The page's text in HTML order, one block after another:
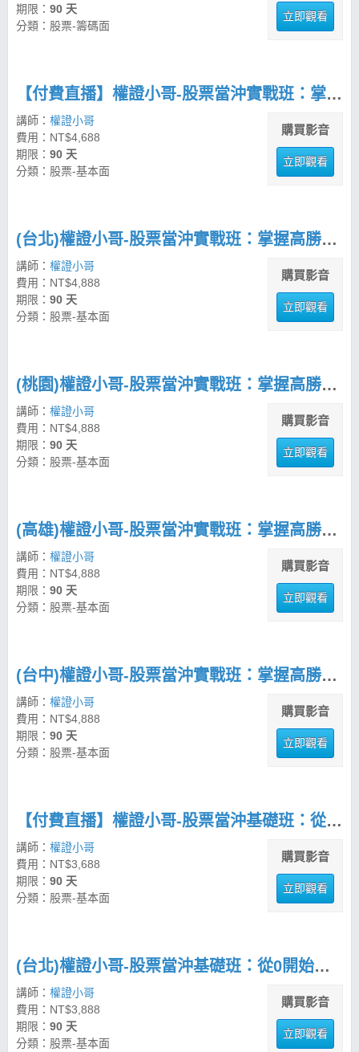
期限： 90 天
分類：股票-籌碼面
立即觀看
【付費直播】權證小哥-股票當沖實戰班：掌握高勝率交易策略
講師： 權證小哥
費用：NT$4,688
期限： 90 天
分類：股票-基本面
購買影音
立即觀看
(台北)權證小哥-股票當沖實戰班：掌握高勝率交易策略
講師： 權證小哥
費用：NT$4,888
期限： 90 天
分類：股票-基本面
購買影音
立即觀看
(桃園)權證小哥-股票當沖實戰班：掌握高勝率交易策略
講師： 權證小哥
費用：NT$4,888
期限： 90 天
分類：股票-基本面
購買影音
立即觀看
(高雄)權證小哥-股票當沖實戰班：掌握高勝率交易策略
講師： 權證小哥
費用：NT$4,888
期限： 90 天
分類：股票-基本面
購買影音
立即觀看
(台中)權證小哥-股票當沖實戰班：掌握高勝率交易策略
講師： 權證小哥
費用：NT$4,888
期限： 90 天
分類：股票-基本面
購買影音
立即觀看
【付費直播】權證小哥-股票當沖基礎班：從0開始學操作
講師： 權證小哥
費用：NT$3,688
期限： 90 天
分類：股票-基本面
購買影音
立即觀看
(台北)權證小哥-股票當沖基礎班：從0開始學操作
講師： 權證小哥
費用：NT$3,888
期限： 90 天
分類：股票-基本面
購買影音
立即觀看